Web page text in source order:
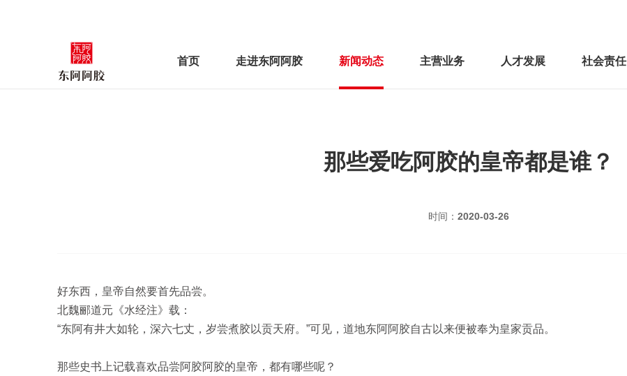
首页 走进东阿阿胶 新闻动态 主营业务 人才发展 社会责任
那些爱吃阿胶的皇帝都是谁？
时间： 2020-03-26
好东西，皇帝自然要首先品尝。
北魏郦道元《水经注》载：
“东阿有井大如轮，深六七丈，岁尝煮胶以贡天府。”可见，道地东阿阿胶自古以来便被奉为皇家贡品。
那些史书上记载喜欢品尝阿胶阿胶的皇帝，都有哪些呢？